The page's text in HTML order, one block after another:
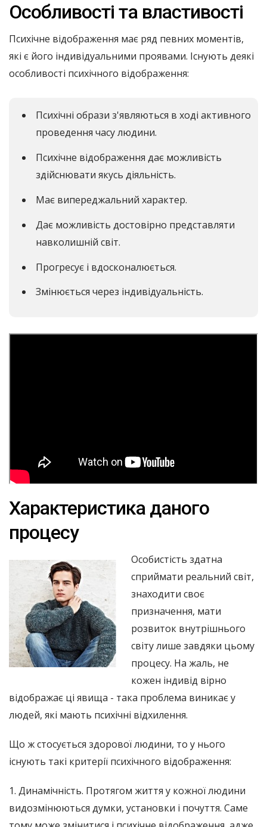
Особливості та властивості
Психічне відображення має ряд певних моментів,
які є його індивідуальними проявами. Існують деякі
особливості психічного відображення:
Психічні образи з'являються в ході активного
проведення часу людини.
Психічне відображення дає можливість
здійснювати якусь діяльність.
Має випереджальний характер.
Дає можливість достовірно представляти
навколишній світ.
Прогресує і вдосконалюється.
Змінюється через індивідуальність.
Характеристика даного
процесу
Особистість здатна
сприймати реальний світ,
знаходити своє
призначення, мати
розвиток внутрішнього
світу лише завдяки цьому
процесу. На жаль, не
кожен індивід вірно
відображає ці явища - така проблема виникає у
людей, які мають психічні відхилення.
Що ж стосується здорової людини, то у нього
існують такі критерії психічного відображення:
1. Динамічність. Протягом життя у кожної людини
видозмінюються думки, установки і почуття. Саме